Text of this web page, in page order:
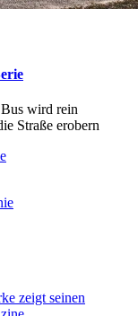
wird rein
Straße erobern